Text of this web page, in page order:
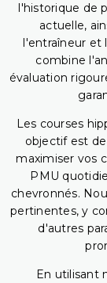
l'historique de
actuelle,
l'entraîneur
combine
évaluation
Les courses
objectif est
maximiser vos
PMU
chevronnés.
pertinentes, y
d'autres
En utilisant